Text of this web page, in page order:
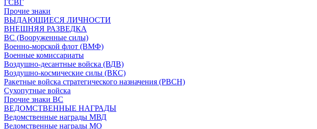
ГСВГ
Прочие знаки
ВЫДАЮЩИЕСЯ ЛИЧНОСТИ
ВНЕШНЯЯ РАЗВЕДКА
ВС (Вооруженные силы)
Военно-морской флот (ВМФ)
Военные комиссариаты
Воздушно-десантные войска (ВДВ)
Воздушно-космические силы (ВКС)
Ракетные войска стратегического назначения (РВСН)
Сухопутные войска
Прочие знаки ВС
ВЕДОМСТВЕННЫЕ НАГРАДЫ
Ведомственные награды МВД
Ведомственные награды МО